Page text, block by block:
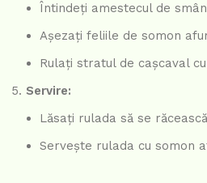
Întindeți amestecul de
Așezați feliile de somon
Rulați stratul de cașcaval
Servire:
Lăsați rulada să se
Servește rulada cu somon